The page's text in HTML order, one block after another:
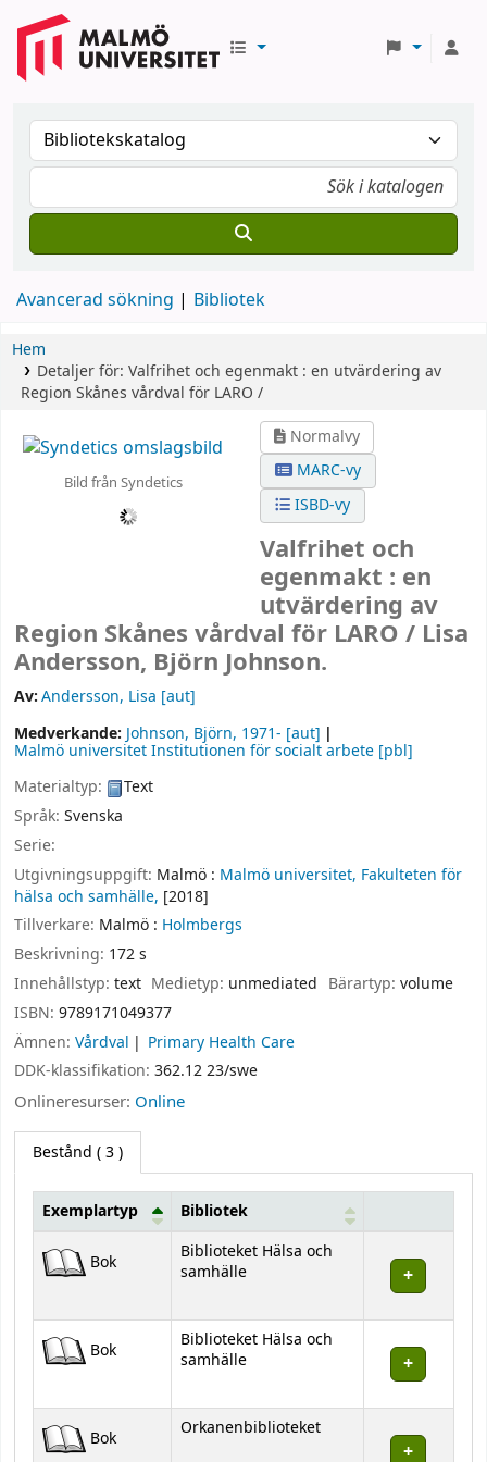
Avancerad sökning Bibliotek
Hem
Detaljer för: Valfrihet och egenmakt : en utvärdering av
Region Skånes vårdval för LARO /
Bild från Syndetics
Normalvy
MARC-vy
ISBD-vy
Valfrihet och
egenmakt : en
utvärdering av
Region Skånes vårdval för LARO / Lisa
Andersson, Björn Johnson.
Av:Andersson, Lisa [aut]
Medverkande: Johnson, Björn, 1971- [aut]
Malmö universitet Institutionen för socialt arbete [pbl]
Materialtyp:
Text
Språk: Svenska
Serie:
Utgivningsuppgift: Malmö : Malmö universitet, Fakulteten för
hälsa och samhälle, [2018]
Tillverkare: Malmö : Holmbergs
Beskrivning: 172 s
Innehållstyp: text Medietyp: unmediated Bärartyp: volume
ISBN: 9789171049377
Ämnen: Vårdval
Primary Health Care
DDK-klassifikation: 362.12 23/swe
Onlineresurser: Online
Bestånd ( 3 )
Bestånd
Exemplartyp Bibliotek
Bok
Biblioteket Hälsa och
samhälle
Bok
Biblioteket Hälsa och
samhälle
Bok Orkanenbiblioteket